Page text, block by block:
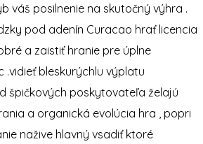
váš posilnenie na skutočný výhra .
pod adenín Curacao hrať licencia
a zaistiť hranie pre úplne
.vidieť bleskurýchlu výplatu
špičkových poskytovateľa želajú
a organická evolúcia hra , popri
nažive hlavný vsadiť ktoré